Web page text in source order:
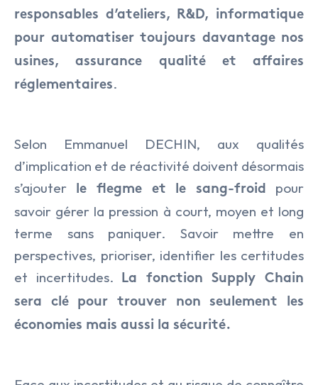
responsables d’ateliers, R&D, informatique
pour automatiser toujours davantage nos
usines, assurance qualité et affaires
réglementaires.
Selon Emmanuel DECHIN, aux qualités
d’implication et de réactivité doivent désormais
s’ajouter
le flegme et le sang-froid
pour
savoir gérer la pression à court, moyen et long
terme sans paniquer. Savoir mettre en
perspectives, prioriser, identifier les certitudes
et incertitudes.
La fonction Supply Chain
sera clé pour trouver non seulement les
économies mais aussi la sécurité.